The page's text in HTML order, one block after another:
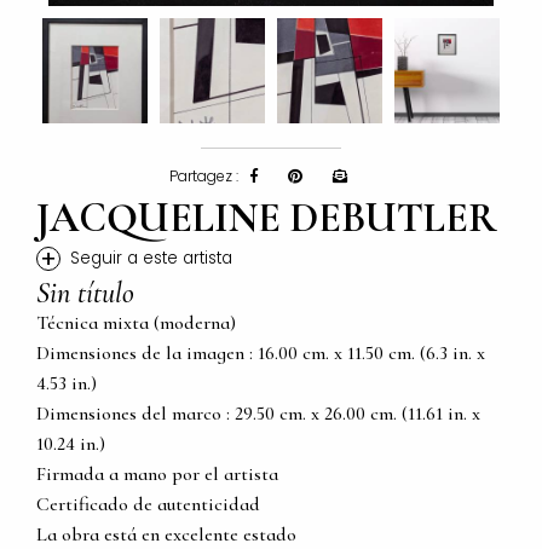
Partagez :
JACQUELINE DEBUTLER
+ Seguir a este artista
Sin título
Técnica mixta (moderna)
Dimensiones de la imagen : 16.00 cm. x 11.50 cm. (6.3 in. x
4.53 in.)
Dimensiones del marco : 29.50 cm. x 26.00 cm. (11.61 in. x
10.24 in.)
Firmada a mano por el artista
Certificado de autenticidad
La obra está en excelente estado